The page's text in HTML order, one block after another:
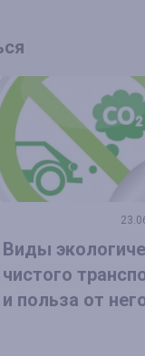
Виды
чистого
и польза от